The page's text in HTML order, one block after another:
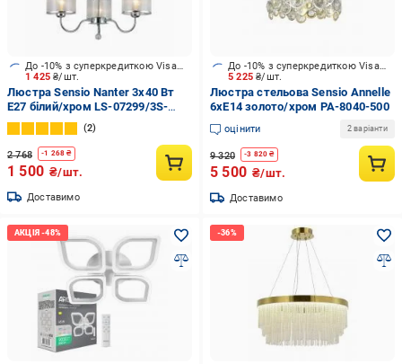
1 425₴/шт.
До -10% з суперкредиткою Visa Вигода
Люстра Sensio Nanter 3x40 Вт
E27 білий/хром LS-07299/3S-
E2740W
2
2 768 -1 268 ₴
1 500 ₴/шт.
Доставимо
5 225₴/шт.
До -10% з суперкредиткою Visa Вигода
Люстра стельова Sensio Annelle
6xE14 золото/хром PA-8040-500
оцінити 2 варіанти
9 320 -3 820 ₴
5 500 ₴/шт.
Доставимо